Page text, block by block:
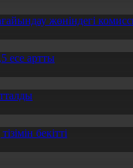
жөніндегі
есе артты
бекітті